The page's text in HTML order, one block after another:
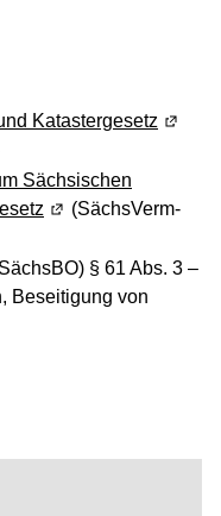
Katastergesetz (Wird
Sächsischen
(Wird in einem
(SächsVerm-
in einem neuen
§ 61 Abs. 3 –
Beseitigung von